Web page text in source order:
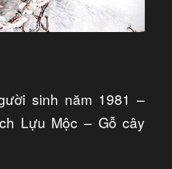
sinh năm 1981 –
Lựu Mộc – Gỗ cây